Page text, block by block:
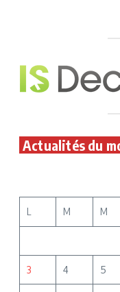
Actualités du
L M M
3 4 5